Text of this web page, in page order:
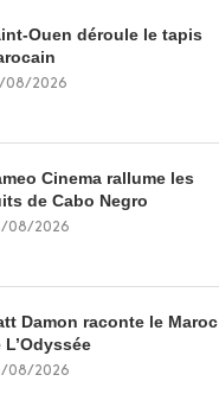
Ouen déroule le tapis
08/2026
Cinema rallume les
de Cabo Negro
08/2026
Damon raconte le Maroc
L’Odyssée
08/2026